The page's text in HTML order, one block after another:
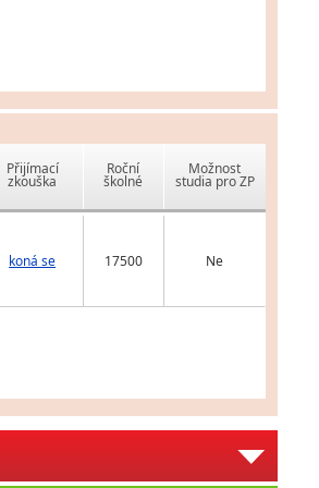
Přijímací
zkouška
Roční
školné
Možnost
studia pro ZP
koná se 17500 Ne